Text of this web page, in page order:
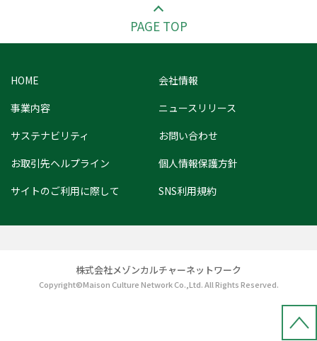
PAGE TOP
HOME
会社情報
事業内容
ニュースリリース
サステナビリティ
お問い合わせ
お取引先ヘルプライン
個人情報保護方針
サイトのご利用に際して
SNS利用規約
株式会社メゾンカルチャーネットワーク
Copyright©Maison Culture Network Co.,Ltd. All Rights Reserved.